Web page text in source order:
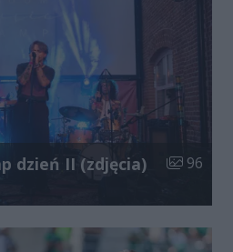
dzień II (zdjęcia) Liczba
96